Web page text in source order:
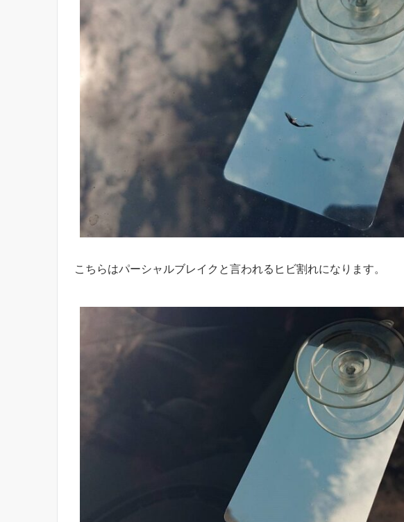
こちらはパーシャルブレイクと言われるヒビ割れになります。